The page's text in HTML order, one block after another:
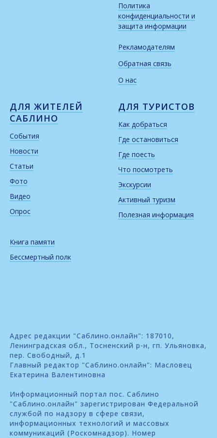
Политика
конфиденциальности и
защита информации
Рекламодателям
Обратная связь
О нас
ДЛЯ ЖИТЕЛЕЙ
САБЛИНО
События
Новости
Статьи
Фото
Видео
Опрос
Книга памяти
Бессмертный полк
ДЛЯ ТУРИСТОВ
Как добраться
Где остановиться
Где поесть
Что посмотреть
Экскурсии
Активный туризм
Полезная информация
Адрес редакции "Саблино.онлайн": 187010,
Ленинградская обл., Тосненский р-н, гп. Ульяновка,
пер. Свободный, д.1
Главный редактор "Саблино.онлайн": Масловец
Екатерина Валентиновна
Информационный портал пос. Саблино
"Саблино.онлайн" зарегистрирован Федеральной
службой по надзору в сфере связи,
информационных технологий и массовых
коммуникаций (Роскомнадзор). Номер